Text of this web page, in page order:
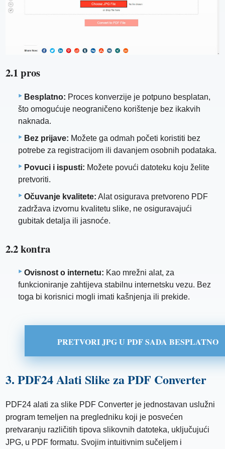
2.1 pros
Besplatno: Proces konverzije je potpuno besplatan,
što omogućuje neograničeno korištenje bez ikakvih
naknada.
Bez prijave: Možete ga odmah početi koristiti bez
potrebe za registracijom ili davanjem osobnih podataka.
Povuci i ispusti: Možete povući datoteku koju želite
pretvoriti.
Očuvanje kvalitete: Alat osigurava pretvoreno PDF
zadržava izvornu kvalitetu slike, ne osiguravajući
gubitak detalja ili jasnoće.
2.2 kontra
Ovisnost o internetu: Kao mrežni alat, za
funkcioniranje zahtijeva stabilnu internetsku vezu. Bez
toga bi korisnici mogli imati kašnjenja ili prekide.
PRETVORI JPG U PDF SADA BESPLATNO
3. PDF24 Alati Slike za PDF Converter
PDF24 alati za slike PDF Converter je jednostavan uslužni
program temeljen na pregledniku koji je posvećen
pretvaranju različitih tipova slikovnih datoteka, uključujući
JPG, u PDF formatu. Svojim intuitivnim sučeljem i